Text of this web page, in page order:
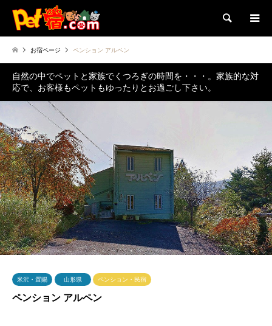
検索
お宿ページ ペンション アルペン
自然の中でペットと家族でくつろぎの時間を・・・。家族的な対
応で、お客様もペットもゆったりとお過ごし下さい。
米沢・置賜 山形県 ペンション・民宿
ペンション アルペン